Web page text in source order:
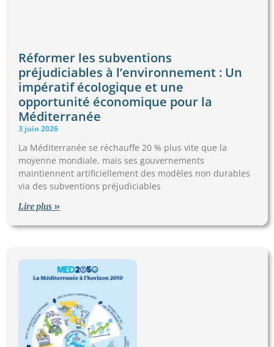
Réformer les subventions
préjudiciables à l’environnement : Un
impératif écologique et une
opportunité économique pour la
Méditerranée
3 juin 2026
La Méditerranée se réchauffe 20 % plus vite que la
moyenne mondiale, mais ses gouvernements
maintiennent artificiellement des modèles non durables
via des subventions préjudiciables
Lire plus »